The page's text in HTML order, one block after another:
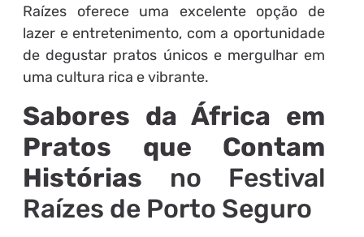
Raízes oferece uma excelente opção de
lazer e entretenimento, com a oportunidade
de degustar pratos únicos e mergulhar em
uma cultura rica e vibrante.
Sabores da África em
Pratos que Contam
Histórias no Festival
Raízes de Porto Seguro